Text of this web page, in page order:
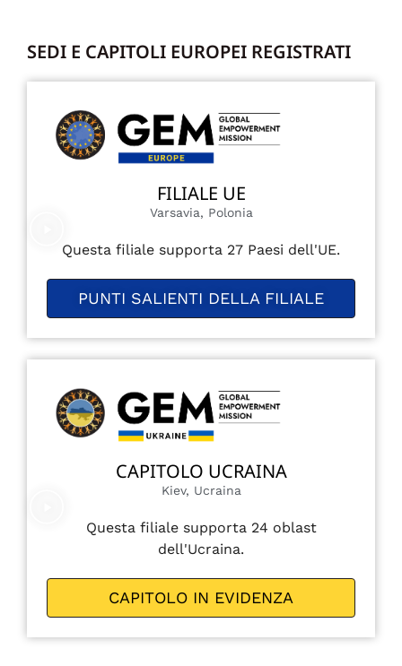
SEDI E CAPITOLI EUROPEI REGISTRATI
FILIALE UE
Varsavia, Polonia
Questa filiale supporta 27 Paesi dell'UE.
PUNTI SALIENTI DELLA FILIALE
CAPITOLO UCRAINA
Kiev, Ucraina
Questa filiale supporta 24 oblast
dell'Ucraina.
CAPITOLO IN EVIDENZA